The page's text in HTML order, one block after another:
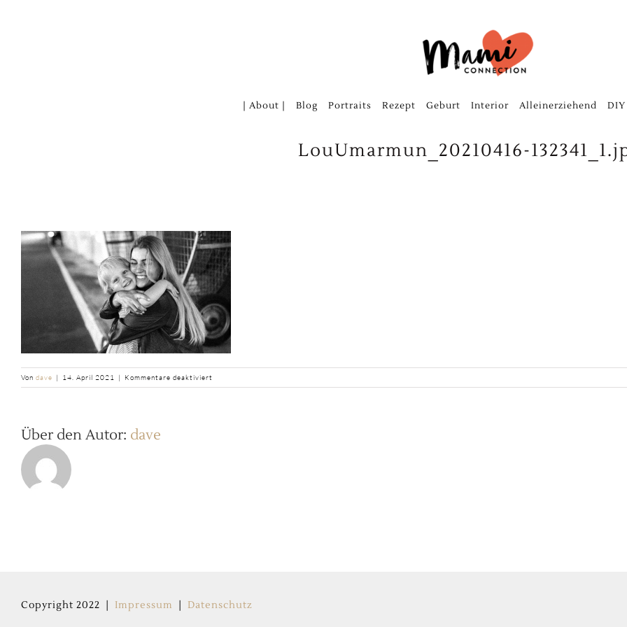
| About | Blog Portraits Rezept Geburt Interior Alleinerziehend DIY
LouUmarmun_20210416-
Von dave | 14. April 2021 | Kommentare deaktiviert
LouUmarmun_20210416-
Über den Autor: dave
Copyright 2022 | Impressum Datenschutz